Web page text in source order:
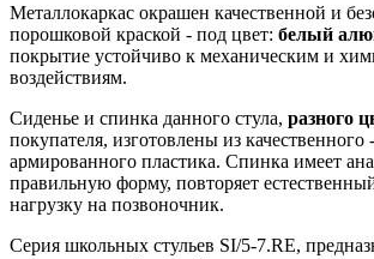
Металлокаркас окрашен качественной и
порошковой краской - под цвет: белый
покрытие устойчиво к механическим и
воздействиям.
Сиденье и спинка данного стула, разного
покупателя, изготовлены из качественного
армированного пластика. Спинка имеет
правильную форму, повторяет
нагрузку на позвоночник.
Серия школьных стульев SI/5-7.RE,